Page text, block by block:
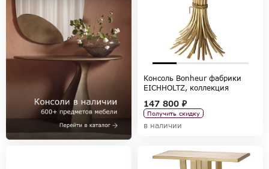
Консоль Bonheur фабрики
EICHHOLTZ, коллекция
147 800 ₽
Получить скидку
в наличии